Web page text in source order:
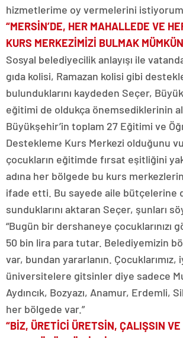
hizmetlerime oy vermelerini
“MERSİN’DE, HER MAHALLEDE VE
KURS MERKEZİMİZİ BULMAK
Sosyal belediyecilik anlayışı ile
gıda kolisi, Ramazan kolisi gibi
bulunduklarını kaydeden Seçer,
eğitimi de oldukça önemsediklerinin
Büyükşehir’in toplam 27 Eğitimi ve
Destekleme Kurs Merkezi olduğunu
çocukların eğitimde fırsat eşitliğini
adına her bölgede bu kurs
ifade etti. Bu sayede aile bütçelerine
sunduklarını aktaran Seçer, şunları
“Bugün bir dershaneye çocuklarınızı
50 bin lira para tutar. Belediyemizin
var, bundan yararlanın. Çocuklarımız,
üniversitelere gitsinler diye sadece
Aydıncık, Bozyazı, Anamur, Erdemli,
her bölgede var.”
“BİZ, ÜRETİCİ ÜRETSİN, ÇALIŞSIN VE